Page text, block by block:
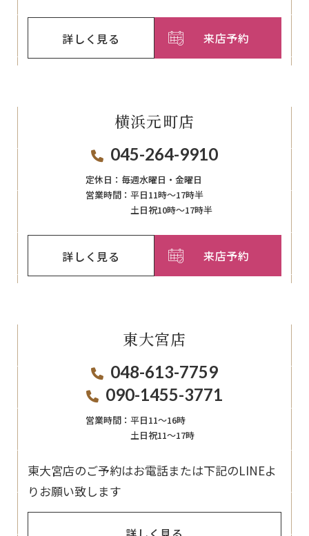
詳しく見る 来店予約
横浜元町店
045-264-9910
定休日： 毎週⽔曜⽇‧⾦曜⽇
営業時間： 平日11時～17時半
土日祝10時～17時半
詳しく見る 来店予約
東大宮店
048-613-7759
090-1455-3771
営業時間： 平日11〜16時
土日祝11〜17時
東大宮店のご予約はお電話または下記のLINEよ
りお願い致します